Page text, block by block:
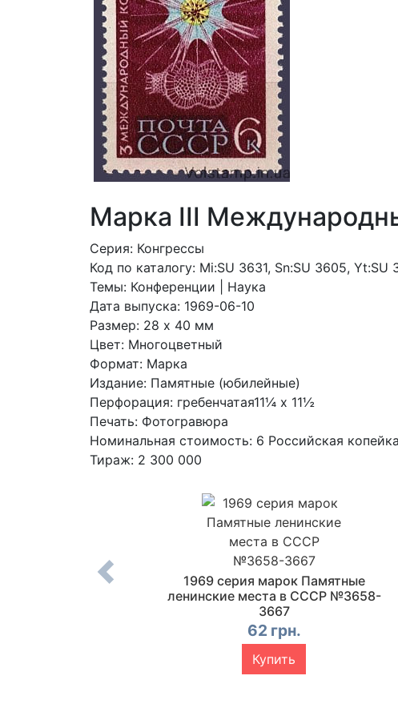
Марка III
Серия: Конгрессы
Код по каталогy: Mi:SU 3631, Sn:SU 3605,
Темы: Конференции | Наука
Дата выпуска: 1969-06-10
Размер: 28 x 40 мм
Цвет: Многоцветный
Формат: Марка
Издание: Памятные (юбилейные)
Перфорация: гребенчатая11¼ x 11½
Печать: Фотогравюра
Номинальная стоимость: 6 Российская копейка
Тираж: 2 300 000
лет Польской
1969 серия марок Памятные
ленинские места в СССР №3658-
3667
62 грн.
Купить